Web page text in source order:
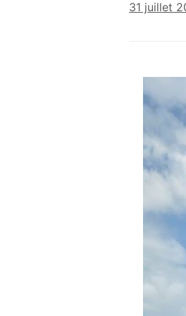
31 juillet